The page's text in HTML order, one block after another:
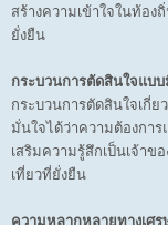
สร้างความเข้าใจในท้อง
ยั่งยืน
กระบวนการตัดสินใจแ
กระบวนการตัดสินใจเกี่
มั่นใจได้ว่าความต้องกา
เสริมความรู้สึกเป็นเจ้าข
เที่ยวที่ยั่งยืน